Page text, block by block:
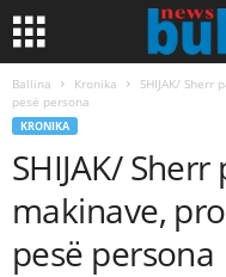
Ballina Kronika
SHIJAK/
pesë persona
KRONIKA
SHIJAK/
makinave,
pesë persona